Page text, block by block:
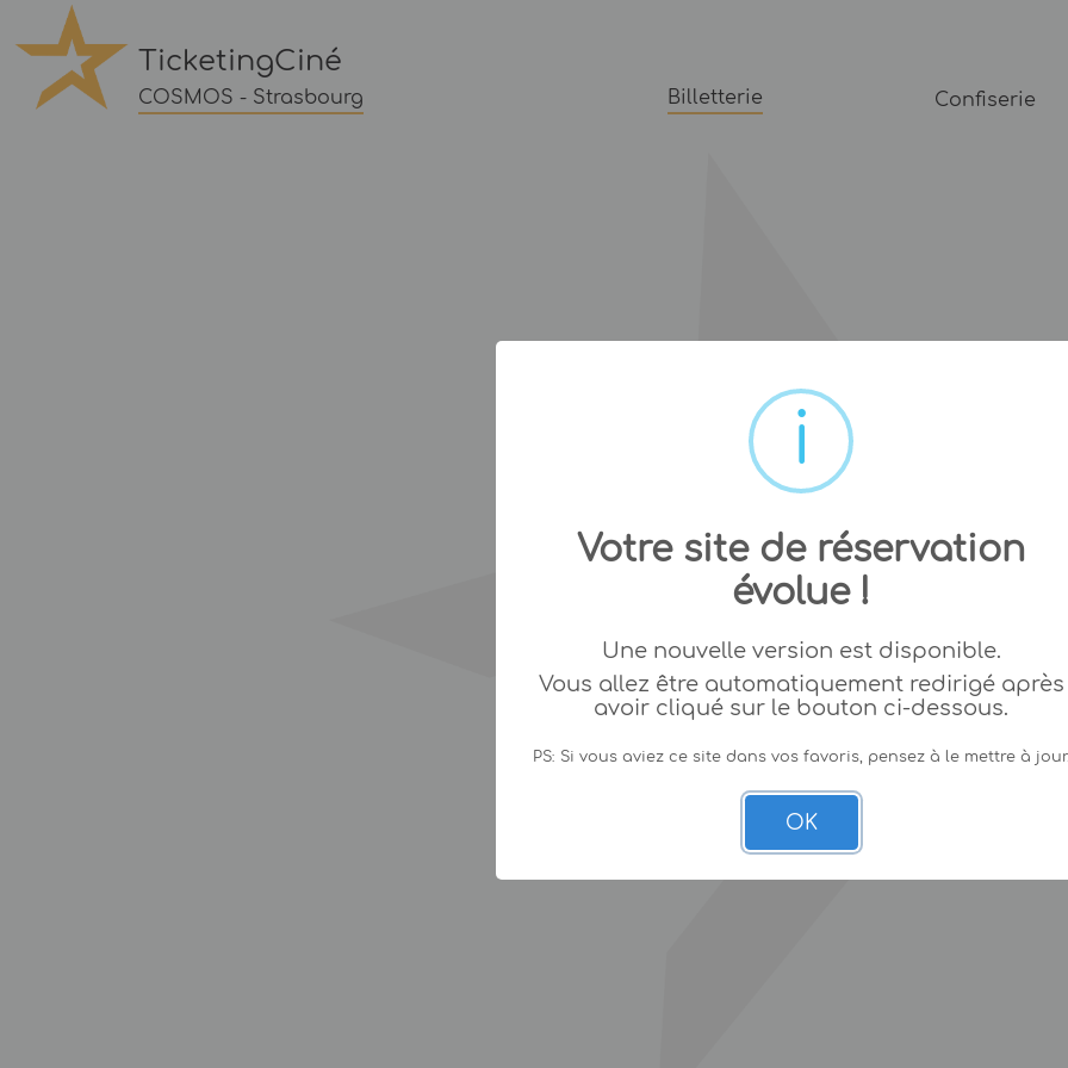
TicketingCiné
COSMOS - Strasbourg Billetterie Confiserie
Votre site de réservation
évolue !
Une nouvelle version est disponible.
Vous allez être automatiquement redirigé après
avoir cliqué sur le bouton ci-dessous.
PS: Si vous aviez ce site dans vos favoris, pensez à le mettre à
OK